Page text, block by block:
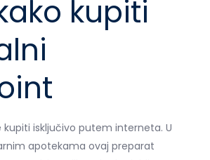
kupiti
kupiti isključivo putem interneta. U
apotekama ovaj preparat